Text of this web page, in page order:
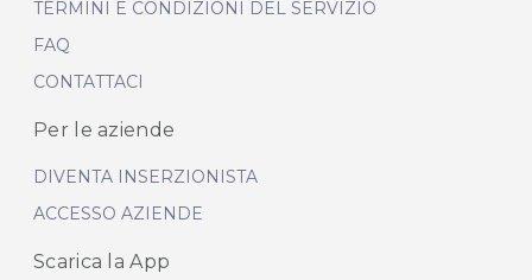
TERMINI E CONDIZIONI DEL SERVIZIO
FAQ
CONTATTACI
Per le aziende
DIVENTA INSERZIONISTA
ACCESSO AZIENDE
Scarica la App